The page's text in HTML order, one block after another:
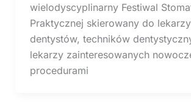
wielodyscyplinarny Festiwal
Praktycznej skierowany do lekarzy
dentystów, techników
lekarzy zainteresowanych
procedurami